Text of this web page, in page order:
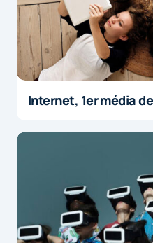
Internet, 1er média